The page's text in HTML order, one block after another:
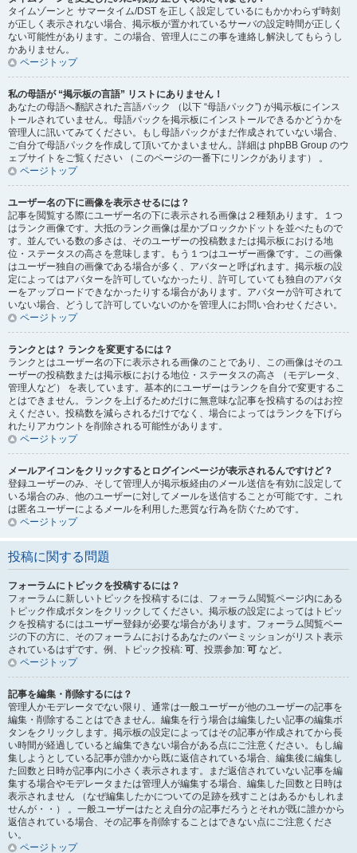
タイムゾーンと サマータイム/DST を正しく設定しているにもかかわらず時刻
が正しく表示されない場合、掲示板が置かれているサーバの設定時間が正しく
ない可能性があります。この場合、管理人にこの事を連絡し解決してもらうし
かありません。
ページトップ
私の母語が “掲示板の言語” リストにありません！
あなたの母語へ翻訳された言語パック （以下 “母語パック”) が掲示板にインス
トールされていません。母語パックを掲示板にインストールできるかどうかを
管理人に訊いてみてください。もし母語パックがまだ作成されていない場合、
ご自分で母語パックを作成して頂いてかまいません。詳細は phpBB Group のウ
ェブサイトをご覧ください （このページの一番下にリンクがあります） 。
ページトップ
ユーザー名の下に画像を表示させるには？
記事を閲覧する際にユーザー名の下に表示される画像は２種類あります。１つ
はランク画像です。大抵のランク画像は星かブロックかドットを並べたもので
す。並んでいる数の多さは、そのユーザーの投稿数または掲示板における地
位・ステータスの高さを意味します。もう１つはユーザー画像です。この画像
はユーザー独自の画像である場合が多く、アバターと呼ばれます。掲示板の設
定によってはアバターを許可していなかったり、許可していても独自のアバタ
ーをアップロードできなかったりする場合があります。アバターが許可されて
いない場合、どうして許可していないのかを管理人にお問い合わせください。
ページトップ
ランクとは？ ランクを変更するには？
ランクとはユーザー名の下に表示される画像のことであり、この画像はそのユ
ーザーの投稿数または掲示板における地位・ステータスの高さ （モデレータ、
管理人など） を表しています。基本的にユーザーはランクを自分で変更するこ
とはできません。ランクを上げるためだけに無意味な記事を投稿するのはお控
えください。投稿数を減らされるだけでなく、場合によってはランクを下げら
れたりアカウントを削除される可能性があります。
ページトップ
メールアイコンをクリックするとログインページが表示されるんですけど？
登録ユーザーのみ、そして管理人が掲示板経由のメール送信を有効に設定して
いる場合のみ、他のユーザーに対してメールを送信することが可能です。これ
は匿名ユーザーによるメールを利用した悪質な行為を防ぐためです。
ページトップ
投稿に関する問題
フォーラムにトピックを投稿するには？
フォーラムに新しいトピックを投稿するには、フォーラム閲覧ページ内にある
トピック作成ボタンをクリックしてください。掲示板の設定によってはトピッ
クを投稿するにはユーザー登録が必要な場合があります。フォーラム閲覧ペー
ジの下の方に、そのフォーラムにおけるあなたのパーミッションがリスト表示
されているはずです。例、トピック投稿: 可、投票参加: 可 など。
ページトップ
記事を編集・削除するには？
管理人かモデレータでない限り、通常は一般ユーザーが他のユーザーの記事を
編集・削除することはできません。編集を行う場合は編集したい記事の編集ボ
タンをクリックします。掲示板の設定によってはその記事が作成されてから長
い時間が経過していると編集できない場合がある点にご注意ください。もし編
集しようとしている記事が誰かから既に返信されている場合、編集後に編集し
た回数と日時が記事内に小さく表示されます。まだ返信されていない記事を編
集する場合やモデレータまたは管理人が編集する場合、編集した回数と日時は
表示されません （なぜ編集したかについての足跡を残すことはあるかもしれま
せんが・・） 。一般ユーザーはたとえ自分の記事だろうとそれが既に誰かから
返信されている場合、その記事を削除することはできない点にご注意くださ
い。
ページトップ